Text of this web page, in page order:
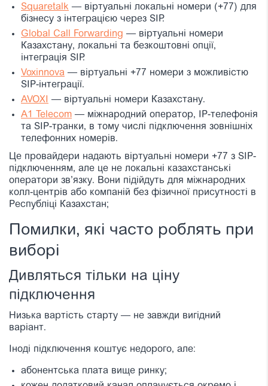
Squaretalk — віртуальні локальні номери (+77) для
бізнесу з інтеграцією через SIP.
Global Call Forwarding — віртуальні номери
Казахстану, локальні та безкоштовні опції,
інтеграція SIP.
Voxinnova — віртуальні +77 номери з можливістю
SIP-інтеграції.
AVOXI — віртуальні номери Казахстану.
A1 Telecom — міжнародний оператор, IP-телефонія
та SIP-транки, в тому числі підключення зовнішніх
телефонних номерів.
Це провайдери надають віртуальні номери +77 з SIP-
підключенням, але це не локальні казахстанські
оператори зв’язку. Вони підійдуть для міжнародних
колл-центрів або компаній без фізичної присутності в
Республіці Казахстан;
Помилки, які часто роблять при
виборі
Дивляться тільки на ціну
підключення
Низька вартість старту — не завжди вигідний
варіант.
Іноді підключення коштує недорого, але:
абонентська плата вище ринку;